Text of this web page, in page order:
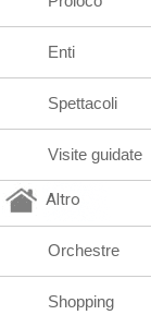
Enti
Spettacoli
Visite guidate
Altro
Orchestre
Shopping